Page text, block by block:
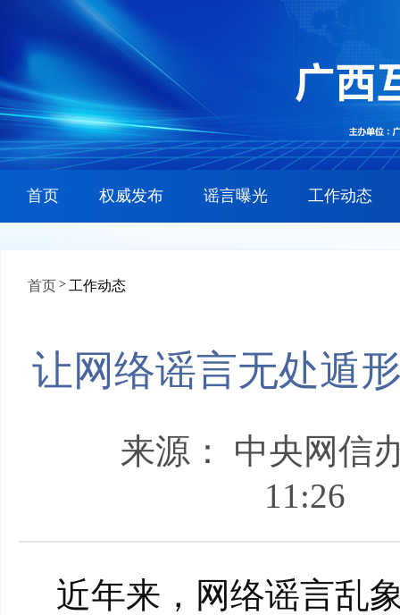
首页 权威发布 谣言曝光 工作动态
首页 > 工作动态
让网络谣言无处遁
来源： 中央网信
11:26
近年来，网络谣言乱